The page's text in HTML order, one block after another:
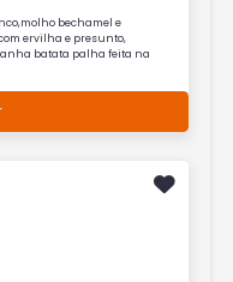
bechamel e
ervilha e presunto,
batata palha feita na